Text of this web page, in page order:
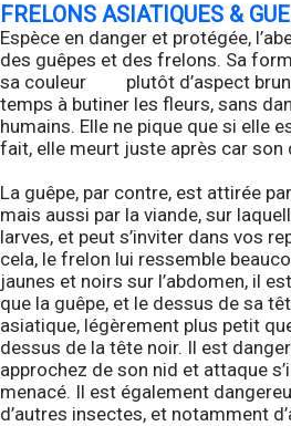
FRELONS ASIATIQUES &
Espèce en danger et protégée,
des guêpes et des frelons. Sa
sa couleur plutôt d’aspect
temps à butiner les fleurs, sans
humains. Elle ne pique que si elle
fait, elle meurt juste après car son
La guêpe, par contre, est attirée
mais aussi par la viande, sur
larves, et peut s’inviter dans vos
cela, le frelon lui ressemble
jaunes et noirs sur l’abdomen, il
que la guêpe, et le dessus de sa
asiatique, légèrement plus petit
dessus de la tête noir. Il est
approchez de son nid et attaque
menacé. Il est également
d’autres insectes, et notamment